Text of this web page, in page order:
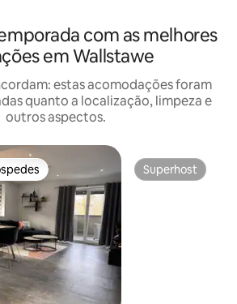
com as melhores
em Wallstawe
estas acomodações foram
quanto a localização, limpeza e
outros aspectos.
dos hóspedes Superhost
Superhost